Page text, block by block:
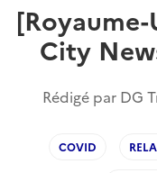
City
Rédigé par DG
COVID